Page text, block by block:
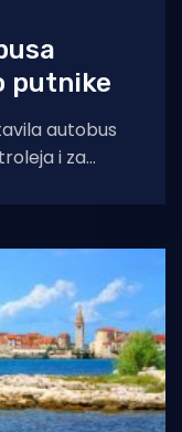
putnike
autobus
i za